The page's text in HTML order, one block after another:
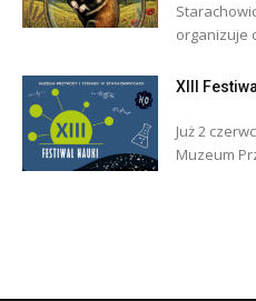
organizuje
XIII
Już 2
Muzeum